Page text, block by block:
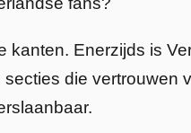
kanten. Enerzijds is
die vertrouwen